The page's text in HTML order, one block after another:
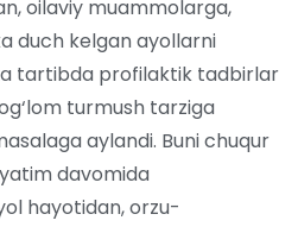
oilaviy muammolarga,
duch kelgan ayollarni
tartibda profilaktik tadbirlar
turmush tarziga
aylandi. Buni chuqur
davomida
hayotidan, orzu-